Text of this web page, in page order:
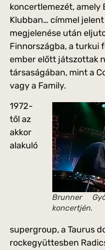
koncertlemezét, amely
Klubban… címmel
megjelenése után
Finnországba, a turkui
ember előtt játszottak
társaságában, mint a
vagy a Family.
Brunner
koncertjén.
1972-
től az
akkor
alakuló
supergroup, a Taurus
rockegyüttesben